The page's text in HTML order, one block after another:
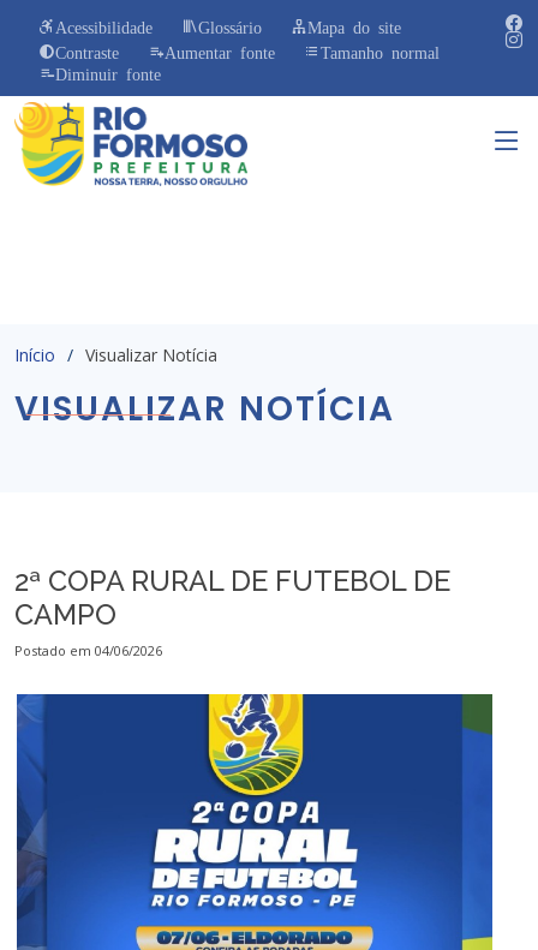
Acessibilidade Glossário
Mapa do site
Contraste
Aumentar fonte
Tamanho normal
Diminuir fonte
Início Visualizar Notícia
VISUALIZAR NOTÍCIA
2ª COPA RURAL DE FUTEBOL DE
CAMPO
Postado em 04/06/2026